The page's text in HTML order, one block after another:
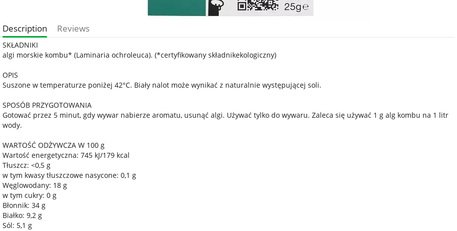
Description Reviews
SKŁADNIKI
algi morskie kombu* (Laminaria ochroleuca). (*certyfikowany składnikekologiczny)
OPIS
Suszone w temperaturze poniżej 42°C. Biały nalot może wynikać z naturalnie występującej soli.
SPOSÓB PRZYGOTOWANIA
Gotować przez 5 minut, gdy wywar nabierze aromatu, usunąć algi. Używać tylko do wywaru. Zaleca się używać 1 g alg kombu na 1 litr
wody.
WARTOŚĆ ODŻYWCZA W 100 g
Wartość energetyczna: 745 kJ/179 kcal
Tłuszcz: <0,5 g
w tym kwasy tłuszczowe nasycone: 0,1 g
Węglowodany: 18 g
w tym cukry: 0 g
Błonnik: 34 g
Białko: 9,2 g
Sól: 5,1 g